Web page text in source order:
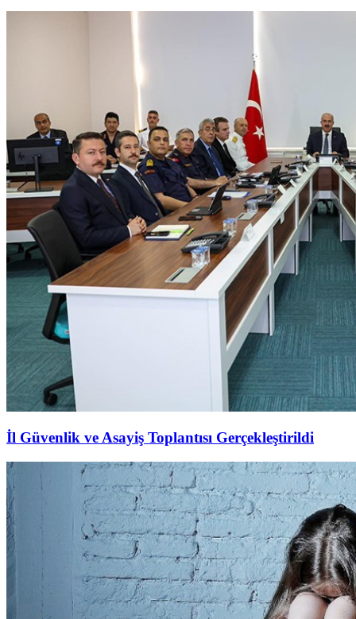
İl Güvenlik ve Asayiş Toplantısı Gerçekleştirildi